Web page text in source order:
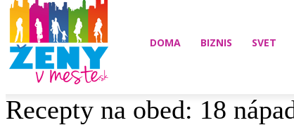
DOMA BIZNIS SVET
Recepty na obed: 18